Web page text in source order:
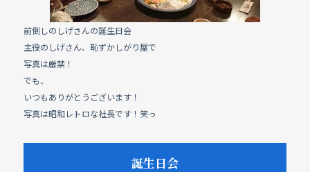
k
前倒しのしげさんの誕生日会
主役のしげさん、恥ずかしがり屋で
写真は厳禁！
でも、
いつもありがとうございます！
写真は昭和レトロな社長です！笑っ
誕生日会